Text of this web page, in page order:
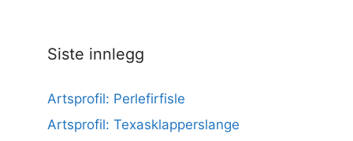
Siste innlegg
Artsprofil: Perlefirfisle
Artsprofil: Texasklapperslange